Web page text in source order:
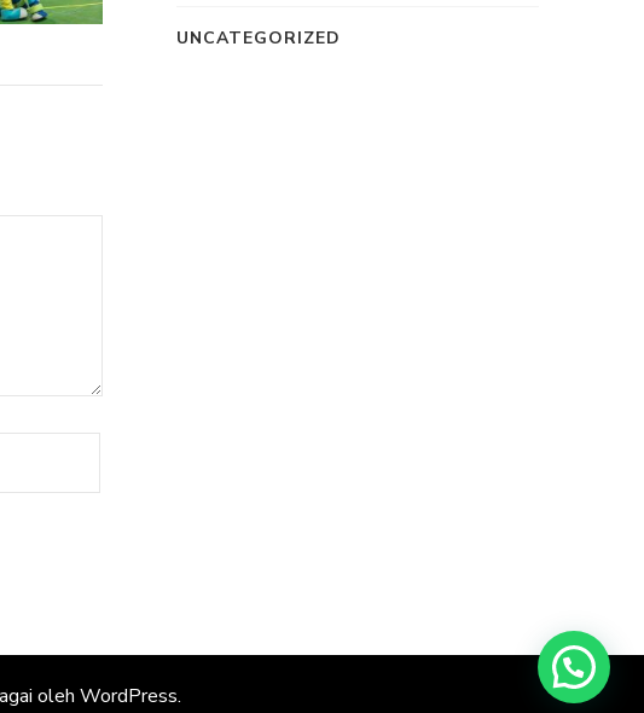
UNCATEGORIZED
oleh WordPress.